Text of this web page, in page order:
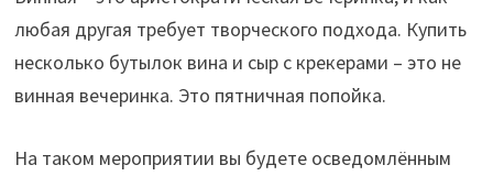
любая другая требует творческого подхода. Купить
несколько бутылок вина и сыр с крекерами – это не
винная вечеринка. Это пятничная попойка.
На таком мероприятии вы будете осведомлённым